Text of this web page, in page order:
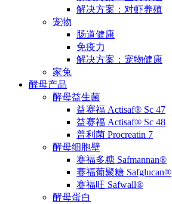
解决方案：对虾养殖
宠物
肠道健康
免疫力
解决方案：宠物健康
家兔
酵母产品
酵母益生菌
益赛福 Actisaf® Sc 47
益赛福 Actisaf® Sc 48
普利菌 Procreatin 7
酵母细胞壁
赛福多糖 Safmannan®
赛福葡聚糖 Safglucan®
赛福旺 Safwall®
酵母蛋白